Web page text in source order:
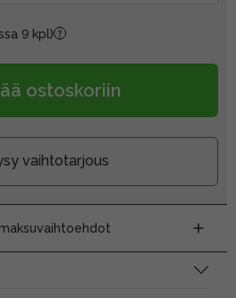
9 kpl)
ostoskoriin
vaihtotarjous